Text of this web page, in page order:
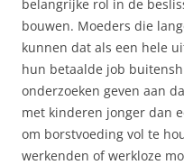
belangrijke rol in de
bouwen. Moeders die
kunnen dat als een hele
hun betaalde job
onderzoeken geven aan
met kinderen jonger dan
om borstvoeding vol te
werkenden of werkloze